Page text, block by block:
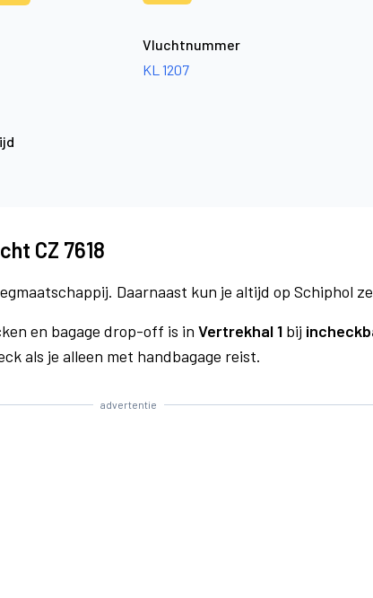
Vluchtnummer
KL 1207
CZ 7618
Daarnaast kun je altijd op Schiphol
en bagage drop-off is in Vertrekhal 1 bij
als je alleen met handbagage reist.
advertentie